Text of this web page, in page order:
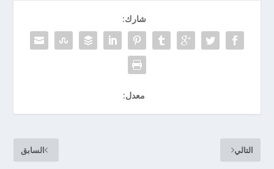
شارك:
معدل:
السابق التالي